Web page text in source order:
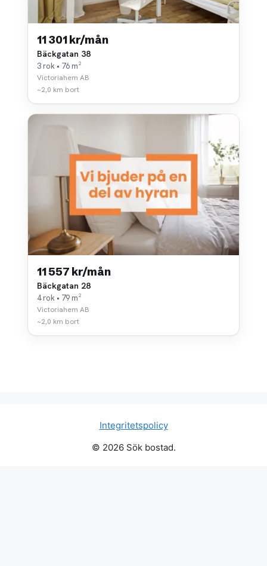
11 301 kr/mån
Bäckgatan 38
3 rok • 76 m²
Victoriahem AB
~2,0 km bort
11 557 kr/mån
Bäckgatan 28
4 rok • 79 m²
Victoriahem AB
~2,0 km bort
Integritetspolicy
© 2026 Sök bostad.